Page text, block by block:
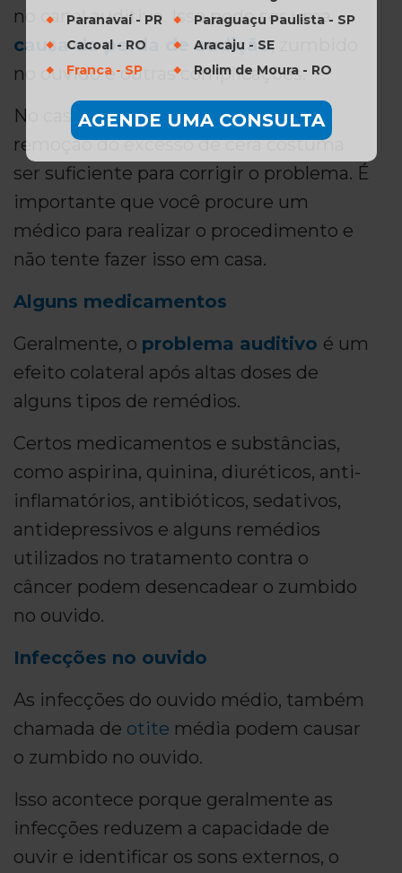
Paranavaí - PR
Cacoal - RO
Franca - SP
Paraguaçu Paulista - SP
Aracaju - SE
Rolim de Moura - RO
AGENDE UMA CONSULTA
no canal auditivo. Isso pode ser uma
causa da perda de audição, zumbido
no ouvido e outras complicações.
No caso de zumbido no ouvido, a
remoção do excesso de cera costuma
ser suficiente para corrigir o problema. É
importante que você procure um
médico para realizar o procedimento e
não tente fazer isso em casa.
Alguns medicamentos
Geralmente, o problema auditivo é um
efeito colateral após altas doses de
alguns tipos de remédios.
Certos medicamentos e substâncias,
como aspirina, quinina, diuréticos, anti-
inflamatórios, antibióticos, sedativos,
antidepressivos e alguns remédios
utilizados no tratamento contra o
câncer podem desencadear o zumbido
no ouvido.
Infecções no ouvido
As infecções do ouvido médio, também
chamada de otite média podem causar
o zumbido no ouvido.
Isso acontece porque geralmente as
infecções reduzem a capacidade de
ouvir e identificar os sons externos, o